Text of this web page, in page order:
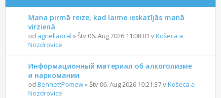
Mana pirmā reize, kad laime ieskatījās manā
virzienā
od agnellaoral » Štv 06. Aug 2026 11:08:01 vKošeca a
Nozdrovice
Информационный материал об алкоголизме
и наркомании
odBennettPomew» Štv 06. Aug 2026 10:21:37 vKošeca a
Nozdrovice